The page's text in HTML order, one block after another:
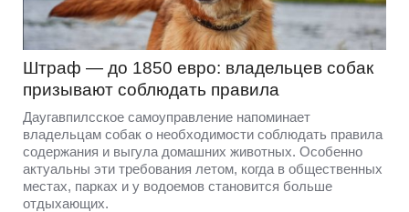
Штраф — до 1850 евро: владельцев собак
призывают соблюдать правила
Даугавпилсское самоуправление напоминает
владельцам собак о необходимости соблюдать правила
содержания и выгула домашних животных. Особенно
актуальны эти требования летом, когда в общественных
местах, парках и у водоемов становится больше
отдыхающих.